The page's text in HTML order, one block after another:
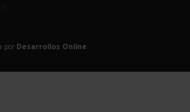
por Desarrollos Online